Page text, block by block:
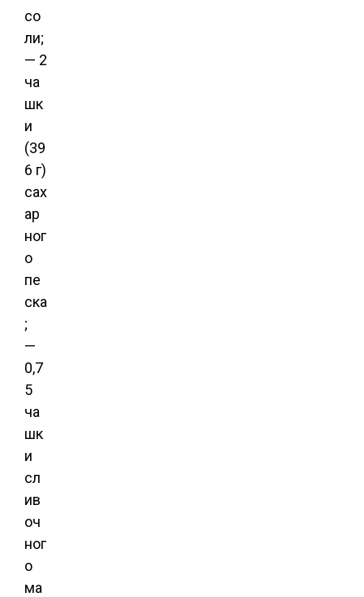
со
ли;
— 2
ча
шк
и
(39
6 г)
сах
ар
ног
о
пе
ска
;
—
0,7
5
ча
шк
и
сл
ив
оч
ног
о
ма